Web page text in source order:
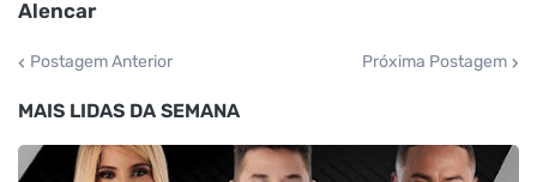
Alencar
Postagem Anterior Próxima Postagem
MAIS LIDAS DA SEMANA